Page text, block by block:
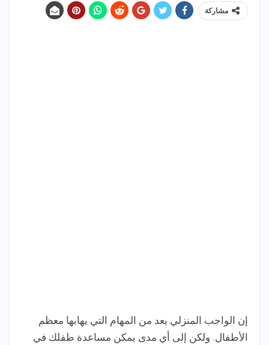
مشاركة
إن الواجب المنزلي يعد من المهام التي يهابها معظم
الأطفال. ولكن إلى أي مدى يمكن مساعدة طفلك في